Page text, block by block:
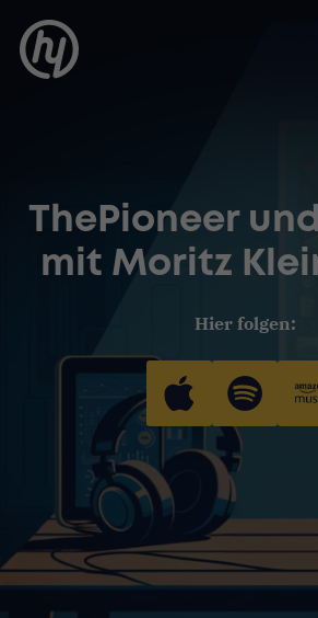
ThePioneer
mit Moritz
Hier folgen: